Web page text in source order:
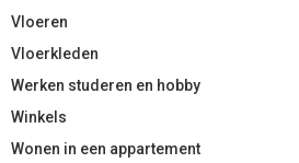
Vloeren
Vloerkleden
Werken studeren en hobby
Winkels
Wonen in een appartement